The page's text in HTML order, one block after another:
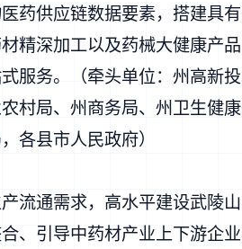
药供应链数据要素，搭建具
精深加工以及药械大健康产
服务。（牵头单位：州高新
村局、州商务局、州卫生健
各县市人民政府）
流通需求，高水平建设武陵
、引导中药材产业上下游企